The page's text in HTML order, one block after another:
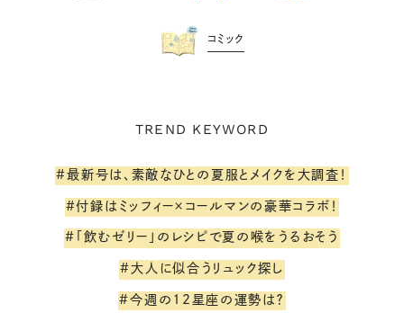
コミック
TREND KEYWORD
#最新号は、素敵なひとの夏服とメイクを大調査！
#付録はミッフィー×コールマンの豪華コラボ！
#「飲むゼリー」のレシピで夏の喉をうるおそう
#大人に似合うリュック探し
#今週の12星座の運勢は？